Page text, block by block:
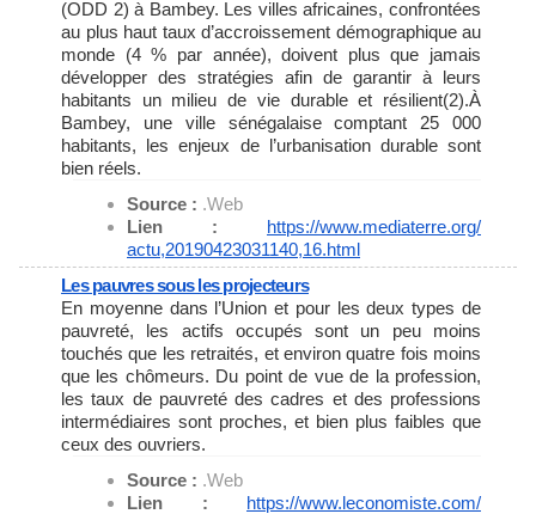
(ODD 2) à Bambey. Les villes africaines, confrontées
au plus haut taux d’accroissement démographique au
monde (4 % par année), doivent plus que jamais
développer des stratégies afin de garantir à leurs
habitants un milieu de vie durable et résilient(2).À
Bambey, une ville sénégalaise comptant 25 000
habitants, les enjeux de l’urbanisation durable sont
bien réels.
Source : .Web
Lien : https://www.mediaterre.org/
actu,20190423031140,16.html
Les pauvres sous les projecteurs
En moyenne dans l’Union et pour les deux types de
pauvreté, les actifs occupés sont un peu moins
touchés que les retraités, et environ quatre fois moins
que les chômeurs. Du point de vue de la profession,
les taux de pauvreté des cadres et des professions
intermédiaires sont proches, et bien plus faibles que
ceux des ouvriers.
Source : .Web
Lien : https://www.leconomiste.com/